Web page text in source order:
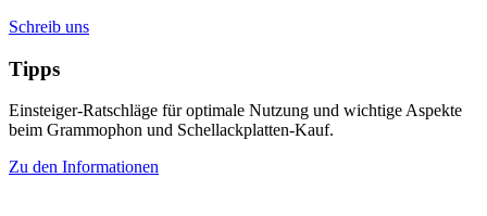
Schreib uns
Tipps
Einsteiger-Ratschläge für optimale Nutzung und wichtige Aspekte
beim Grammophon und Schellackplatten-Kauf.
Zu den Informationen